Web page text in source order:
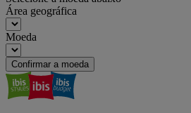
Área geográfica
Moeda
Confirmar a moeda